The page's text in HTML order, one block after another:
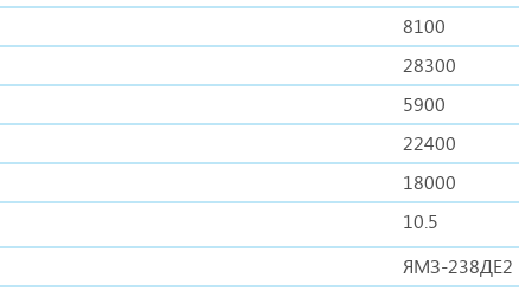
8100
28300
5900
22400
18000
10.5
ЯМЗ-238ДЕ2